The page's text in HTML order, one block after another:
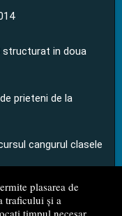
plasarea de
traficului și a
timpul necesar
structurat in doua
prieteni de la
cangurul clasele